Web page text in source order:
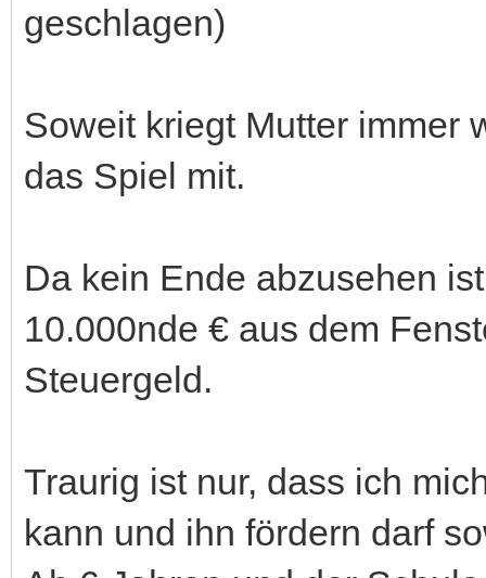
geschlagen)
Soweit kriegt Mutter immer
das Spiel mit.
Da kein Ende abzusehen
10.000nde € aus dem
Steuergeld.
Traurig ist nur, dass ich
kann und ihn fördern darf